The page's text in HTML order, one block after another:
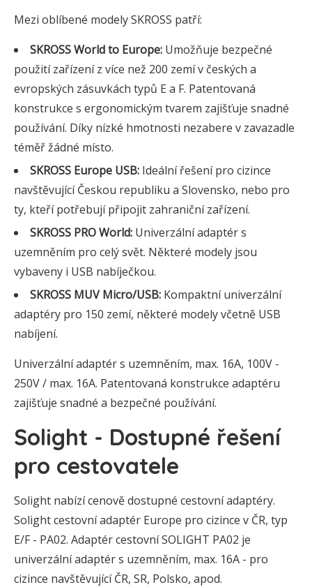
Mezi oblíbené modely SKROSS patří:
SKROSS World to Europe: Umožňuje bezpečné
použití zařízení z více než 200 zemí v českých a
evropských zásuvkách typů E a F. Patentovaná
konstrukce s ergonomickým tvarem zajišťuje snadné
používání. Díky nízké hmotnosti nezabere v zavazadle
téměř žádné místo.
SKROSS Europe USB: Ideální řešení pro cizince
navštěvující Českou republiku a Slovensko, nebo pro
ty, kteří potřebují připojit zahraniční zařízení.
SKROSS PRO World: Univerzální adaptér s
uzemněním pro celý svět. Některé modely jsou
vybaveny i USB nabíječkou.
SKROSS MUV Micro/USB: Kompaktní univerzální
adaptéry pro 150 zemí, některé modely včetně USB
nabíjení.
Univerzální adaptér s uzemněním, max. 16A, 100V -
250V / max. 16A. Patentovaná konstrukce adaptéru
zajišťuje snadné a bezpečné používání.
Solight - Dostupné řešení
pro cestovatele
Solight nabízí cenově dostupné cestovní adaptéry.
Solight cestovní adaptér Europe pro cizince v ČR, typ
E/F - PA02. Adaptér cestovní SOLIGHT PA02 je
univerzální adaptér s uzemněním, max. 16A - pro
cizince navštěvující ČR, SR, Polsko, apod.